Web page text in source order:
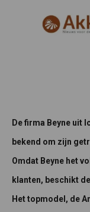
De firma Beyne uit
bekend om zijn
Omdat Beyne het
klanten, beschikt
Het topmodel, de